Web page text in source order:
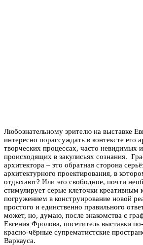
Любознательному зрителю на выставке
интересно порассуждать в контексте его
творческих процессах, часто невидимых
происходящих в закулисьях сознания.
архитектора – это обратная сторона
архитектурного проектирования, в
отдыхают? Или это свободное, почти
стимулирует серые клеточки креативным
погружением в конструирование новой
простого и единственно правильного
может, но, думаю, после знакомства с
Евгения Фролова, посетитель выставки
красно-чёрные супрематистские
Варкауса.